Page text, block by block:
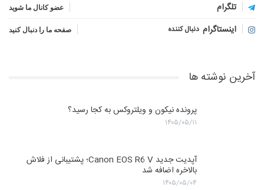
تلگرام عضو کانال ما شوید
اینستاگرام دنبال کننده صفحه ما را دنبال کنید
آخرین نوشته ها
پرونده نیکون و ویلتروکس به کجا رسید؟
۱۴۰۵/۰۵/۱۱
آپدیت جدید Canon EOS R6 V؛ پشتیبانی از فلاش
بالاخره اضافه شد
۱۴۰۵/۰۵/۰۴